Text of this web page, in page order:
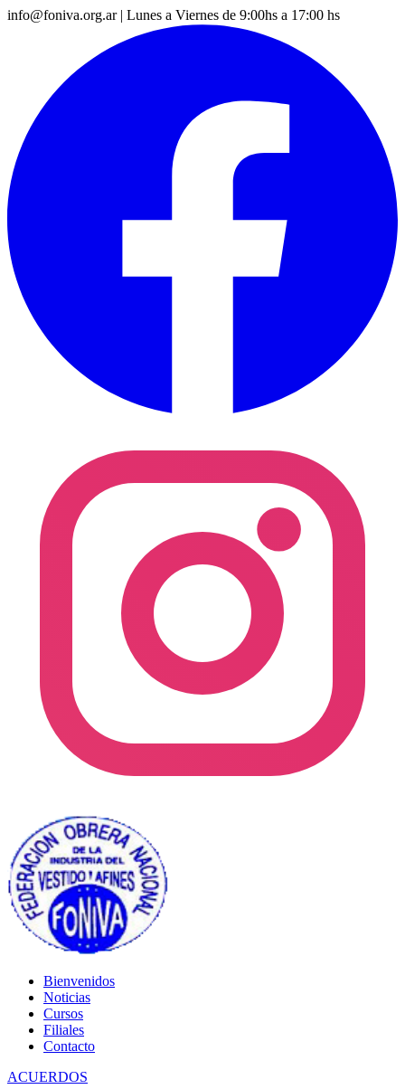
info@foniva.org.ar | Lunes a Viernes de 9:00hs a 17:00 hs
Bienvenidos
Noticias
Cursos
Filiales
Contacto
ACUERDOS